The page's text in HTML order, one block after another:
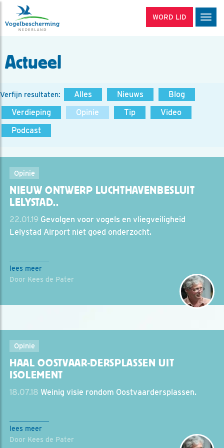
WORD LID
Actueel
Verfijn resultaten: Alles Nieuws
Blog
Verdieping
Opinie Tip
Video
Podcast
Opinie
NIEUW ONTWERP LUCHTHAVENBESLUIT
LELYSTAD..
22.01.19 Gevolgen voor vogels en vliegveiligheid
Lelystad Airport niet goed onderzocht.
lees meer
Door Kees de Pater
Opinie
HAAL OOSTVAAR-DERSPLASSEN UIT
ISOLEMENT
18.07.18 Weinig visie rondom Oostvaardersplassen.
lees meer
Door Kees de Pater